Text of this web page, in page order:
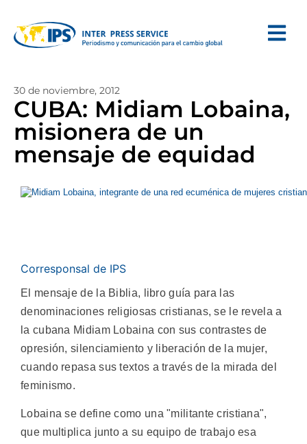
30 de noviembre, 2012
CUBA: Midiam Lobaina,
misionera de un
mensaje de equidad
Corresponsal de IPS
El mensaje de la Biblia, libro guía para las
denominaciones religiosas cristianas, se le revela a
la cubana Midiam Lobaina con sus contrastes de
opresión, silenciamiento y liberación de la mujer,
cuando repasa sus textos a través de la mirada del
feminismo.
Lobaina se define como una "militante cristiana",
que multiplica junto a su equipo de trabajo esa